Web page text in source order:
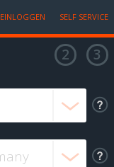
EINLOGGEN SELF SERVICE